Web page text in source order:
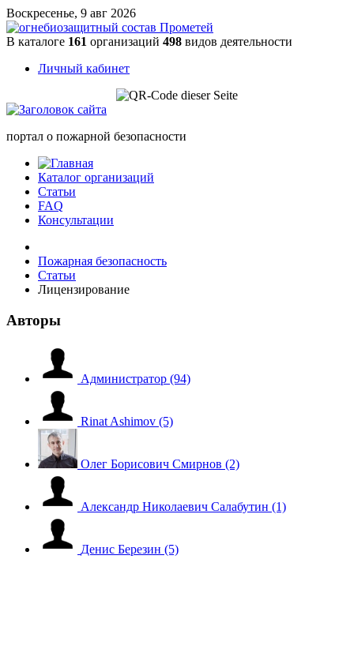
Воскресенье, 9 авг 2026
В каталоге 161 организаций 498 видов деятельности
Личный кабинет
портал о пожарной безопасности
Каталог организаций
Статьи
FAQ
Консультации
Пожарная безопасность
Статьи
Лицензирование
Авторы
Администратор (94)
Rinat Ashimov (5)
Олег Борисович Смирнов (2)
Александр Николаевич Салабутин (1)
Денис Березин (5)